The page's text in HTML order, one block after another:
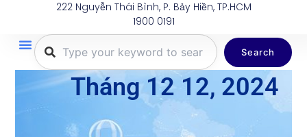
222 Nguyễn Thái Bình, P. Bảy Hiền, TP.HCM
1900 0191
Search
Tháng 12 12, 2024